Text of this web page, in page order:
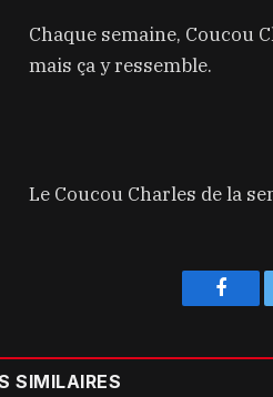
Chaque semaine, Coucou
mais ça y ressemble.
Le Coucou Charles de la
SIMILAIRES